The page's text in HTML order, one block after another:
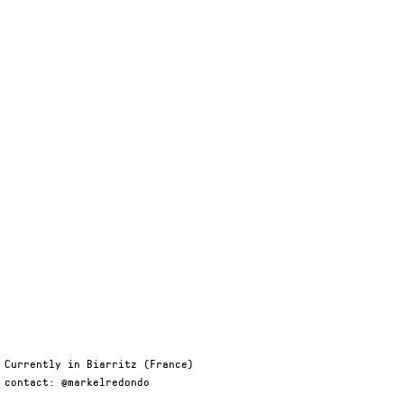
Currently in Biarritz (France)
contact: @markelredondo